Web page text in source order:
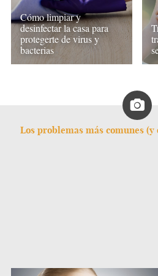
Cómo limpiar y
desinfectar la casa para
protegerte de virus y
bacterias
Los problemas más comunes